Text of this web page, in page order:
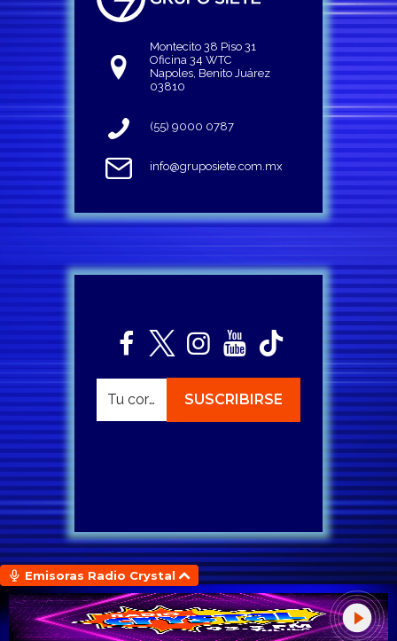
Montecito 38 Piso 31
Oficina 34 WTC
Napoles, Benito Juárez
03810
(55) 9000 0787
info@gruposiete.com.mx
Emisoras Radio Crystal